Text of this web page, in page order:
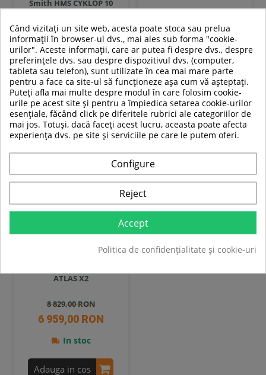
Smith HMS CYKLOP 10
39 319,00 RON
30 988,99 RON
In stoc
Adauga in cos
Compara
2 889,00 RON
2 279,00 RON
In stoc
Adauga in cos
Compara
PRET
-21%
ATLAS X2
8 829,00 RON
6 959,00 RON
In stoc
Adauga in cos
Când vizitați un site web, acesta poate stoca sau prelua
informații în browser-ul dvs., mai ales sub forma "cookie-
urilor". Aceste informații, care ar putea fi despre dvs., despre
preferințele dvs. sau despre dispozitivul dvs. (computer,
tableta sau telefon), sunt utilizate în cea mai mare parte
pentru a face ca site-ul să funcționeze așa cum vă așteptați.
Puteți afla mai multe despre modul în care folosim cookie-
urile pe acest site și pentru a împiedica setarea cookie-urilor
esențiale, făcând click pe diferitele rubrici ale categoriilor de
mai jos. Totuși, dacă faceți acest lucru, aceasta poate afecta
experiența dvs. pe site și serviciile pe care le putem oferi.
Configure
Reject
Accept
Politica de confidențialitate și cookie-uri